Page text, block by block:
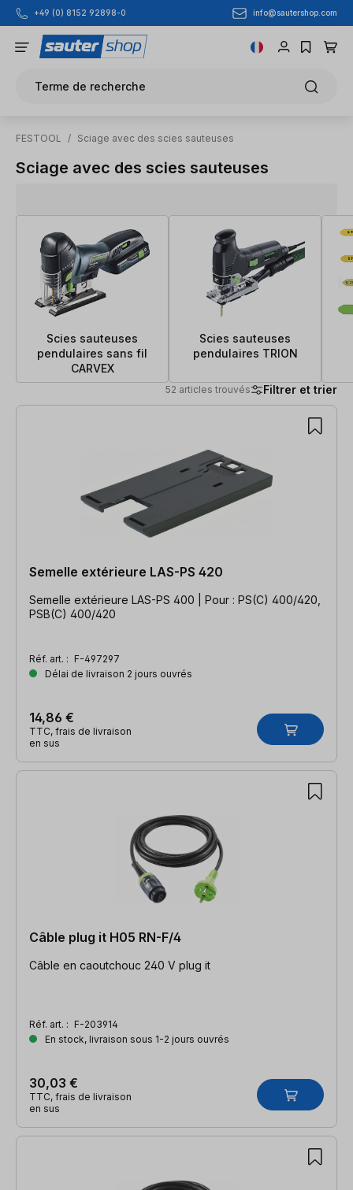
Passer au contenu principal
+49 (0) 8152 92898-0 info@sautershop.com
Terme de recherche
FESTOOL / Sciage avec des scies sauteuses
Sciage avec des scies sauteuses
Scies sauteuses
pendulaires sans fil
CARVEX
Scies sauteuses
pendulaires TRION
52 articles trouvés Filtrer et trier
52 articles trouvés
Semelle extérieure LAS-PS 420
Semelle extérieure LAS-PS 400 | Pour : PS(C) 400/420,
PSB(C) 400/420
Réf. art. : F-497297
Délai de livraison 2 jours ouvrés
14,86 €
TTC, frais de livraison
en sus
Câble plug it H05 RN-F/4
Câble en caoutchouc 240 V plug it
Réf. art. : F-203914
En stock, livraison sous 1-2 jours ouvrés
30,03 €
TTC, frais de livraison
en sus